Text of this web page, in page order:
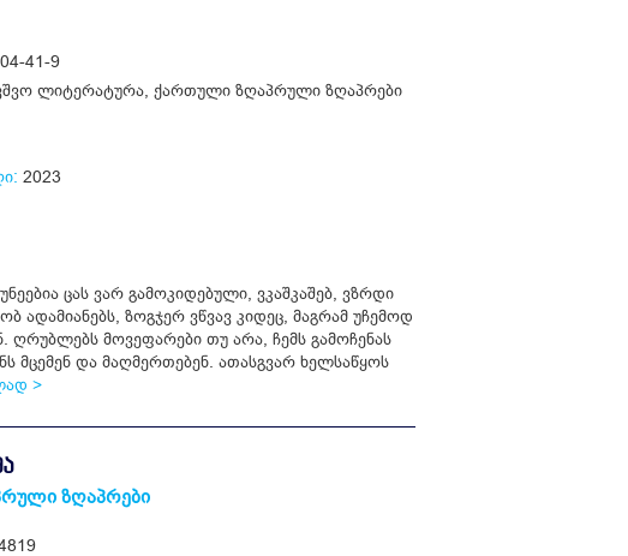
41-9
ლიტერატურა ქართული ზღაპრული ზღაპრები
2023
ცას ვარ გამოკიდებული, ვკაშკაშებ, ვზრდი
ადამიანებს, ზოგჯერ ვწვავ კიდეც, მაგრამ უჩემოდ
ღრუბლებს მოვეფარები თუ არა, ჩემს გამოჩენას
მცემენ და მაღმერთებენ. ათასგვარ ხელსაწყოს
>
ზღაპრები